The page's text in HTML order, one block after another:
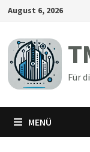
Zum
springen
August 6, 2026
Für
MENÜ